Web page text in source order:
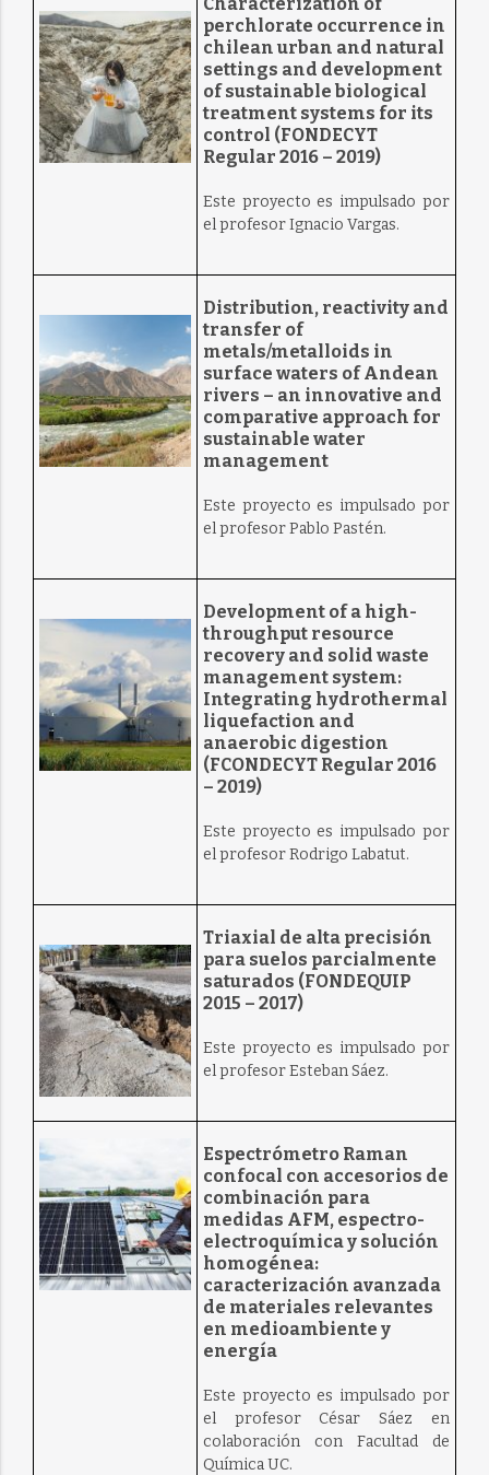
perchlorate occurrence in
chilean urban and natural
settings and development
of sustainable biological
treatment systems for its
control (FONDECYT
Regular 2016 – 2019)
Este proyecto es impulsado por
el profesor Ignacio Vargas.
Distribution, reactivity and
transfer of
metals/metalloids in
surface waters of Andean
rivers – an innovative and
comparative approach for
sustainable water
management
Este proyecto es impulsado por
el profesor Pablo Pastén.
Development of a high-
throughput resource
recovery and solid waste
management system:
Integrating hydrothermal
liquefaction and
anaerobic digestion
(FCONDECYT Regular 2016
– 2019)
Este proyecto es impulsado por
el profesor Rodrigo Labatut.
Triaxial de alta precisión
para suelos parcialmente
saturados (FONDEQUIP
2015 – 2017)
Este proyecto es impulsado por
el profesor Esteban Sáez.
Espectrómetro Raman
confocal con accesorios de
combinación para
medidas AFM, espectro-
electroquímica y solución
homogénea:
caracterización avanzada
de materiales relevantes
en medioambiente y
energía
Este proyecto es impulsado por
el profesor César Sáez en
colaboración con Facultad de
Química UC.